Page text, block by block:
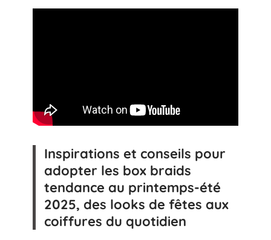
Inspirations et conseils pour
adopter les box braids
tendance au printemps-été
2025, des looks de fêtes aux
coiffures du quotidien